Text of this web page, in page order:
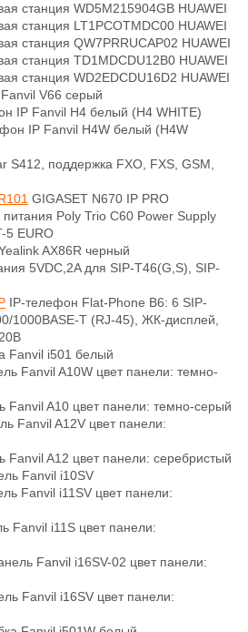
станция WD5M215904GB HUAWEI
станция LT1PCOTMDC00 HUAWEI
станция QW7PRRUCAP02 HUAWEI
станция TD1MDCDU12B0 HUAWEI
станция WD2EDCDU16D2 HUAWEI
V66 серый
IP Fanvil H4 белый (H4 WHITE)
IP Fanvil H4W белый (H4W
S412, поддержка FXO, FXS, GSM,
GIGASET N670 IP PRO
питания Poly Trio C60 Power Supply
5 EURO
AX86R черный
5VDC,2A для SIP-T46(G,S), SIP-
IP-телефон Flat-Phone B6: 6 SIP-
1000BASE-T (RJ-45), ЖК-дисплей,
Fanvil i501 белый
Fanvil A10W цвет панели: темно-
Fanvil A10 цвет панели: темно-серый
Fanvil A12V цвет панели:
Fanvil A12 цвет панели: серебристый
Fanvil i10SV
Fanvil i11SV цвет панели:
Fanvil i11S цвет панели:
Fanvil i16SV-02 цвет панели:
Fanvil i16SV цвет панели: